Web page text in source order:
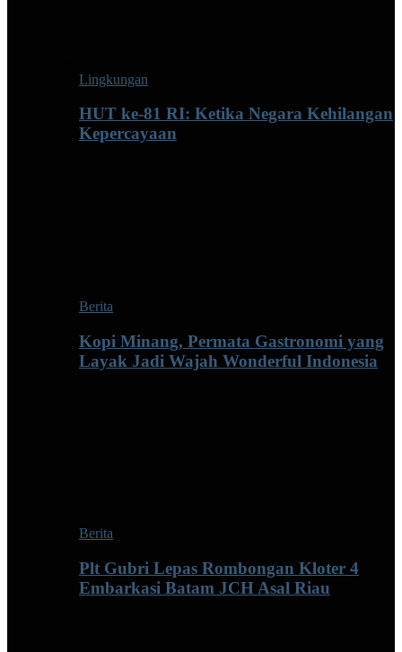
Lingkungan
HUT ke-81 RI: Ketika Negara Kehilangan
Kepercayaan
Berita
Kopi Minang, Permata Gastronomi yang
Layak Jadi Wajah Wonderful Indonesia
Berita
Plt Gubri Lepas Rombongan Kloter 4
Embarkasi Batam JCH Asal Riau